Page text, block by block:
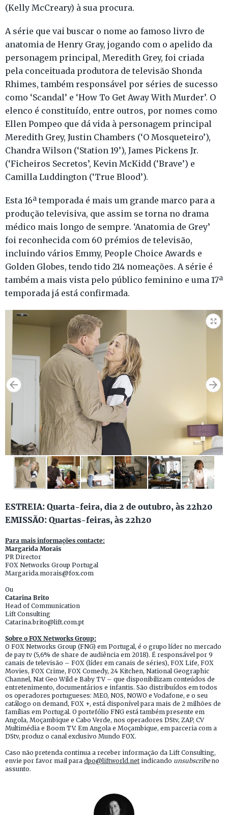
(Kelly McCreary) à sua procura.
A série que vai buscar o nome ao famoso livro de
anatomia de Henry Gray, jogando com o apelido da
personagem principal, Meredith Grey, foi criada
pela conceituada produtora de televisão Shonda
Rhimes, também responsável por séries de sucesso
como ‘Scandal’ e ‘How To Get Away With Murder’. O
elenco é constituído, entre outros, por nomes como
Ellen Pompeo que dá vida à personagem principal
Meredith Grey, Justin Chambers (‘O Mosqueteiro’),
Chandra Wilson (‘Station 19’), James Pickens Jr.
(‘Ficheiros Secretos’, Kevin McKidd (‘Brave’) e
Camilla Luddington (‘True Blood’).
Esta 16ª temporada é mais um grande marco para a
produção televisiva, que assim se torna no drama
médico mais longo de sempre. ‘Anatomia de Grey’
foi reconhecida com 60 prémios de televisão,
incluindo vários Emmy, People Choice Awards e
Golden Globes, tendo tido 214 nomeações. A série é
também a mais vista pelo público feminino e uma 17ª
temporada já está confirmada.
ESTREIA: Quarta-feira, dia 2 de outubro, às 22h20
EMISSÃO: Quartas-feiras, às 22h20
Para mais informações contacte:
Margarida Morais
PR Director
FOX Networks Group Portugal
Margarida.morais@fox.com
Ou
Catarina Brito
Head of Communication
Lift Consulting
Catarina.brito@lift.com.pt
Sobre o FOX Networks Group:
O FOX Networks Group (FNG) em Portugal, é o grupo líder no mercado
de pay tv (5,6% de share de audiência em 2018). É responsável por 9
canais de televisão – FOX (líder em canais de séries), FOX Life, FOX
Movies, FOX Crime, FOX Comedy, 24 Kitchen, National Geographic
Channel, Nat Geo Wild e Baby TV – que disponibilizam conteúdos de
entretenimento, documentários e infantis. São distribuídos em todos
os operadores portugueses: MEO, NOS, NOWO e Vodafone, e o seu
catálogo on demand, FOX +, está disponível para mais de 2 milhões de
famílias em Portugal. O portefólio FNG está também presente em
Angola, Moçambique e Cabo Verde, nos operadores DStv, ZAP, CV
Multimédia e Boom TV. Em Angola e Moçambique, em parceria com a
DStv, produz o canal exclusivo Mundo FOX.
Caso não pretenda continua a receber informação da Lift Consulting,
envie por favor mail para dpo@liftworld.netindicando unsubscribeno
assunto.